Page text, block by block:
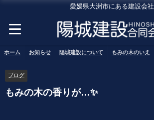
愛媛県大洲市にある建設会社
ホーム お知らせ 陽城建設について もみの木のいえ
ブログ
もみの木の香りが…✨